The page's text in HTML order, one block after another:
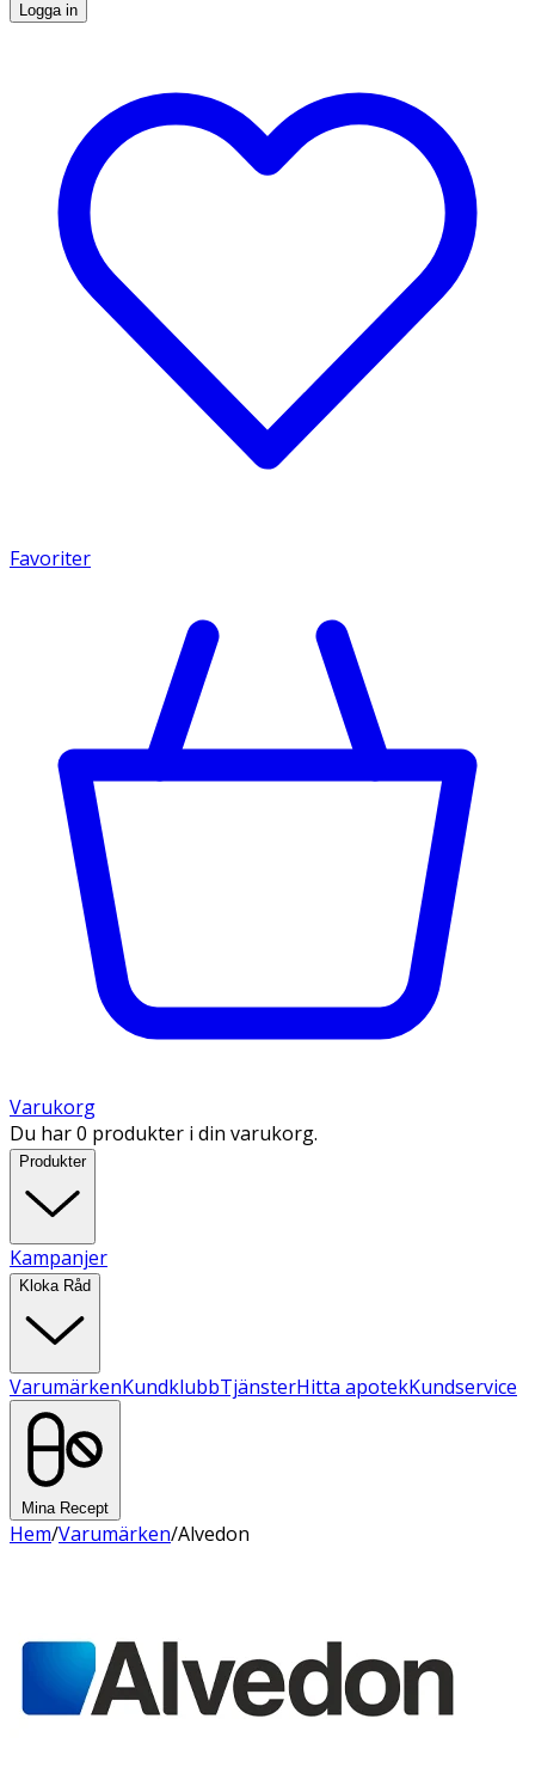
Logga in
Favoriter
Varukorg
Du har 0 produkter i din varukorg.
Produkter
Kampanjer
Kloka Råd
VarumärkenKundklubbTjänsterHitta apotekKundservice
Mina Recept
Hem/Varumärken/Alvedon